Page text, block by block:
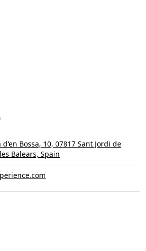
Bossa, 10, 07817 Sant Jordi de
Balears, Spain